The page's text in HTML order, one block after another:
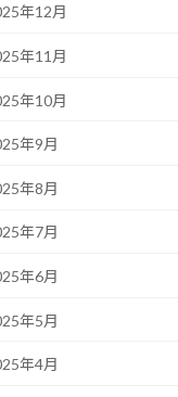
年12月
年11月
年10月
年9月
年8月
年7月
年6月
年5月
年4月